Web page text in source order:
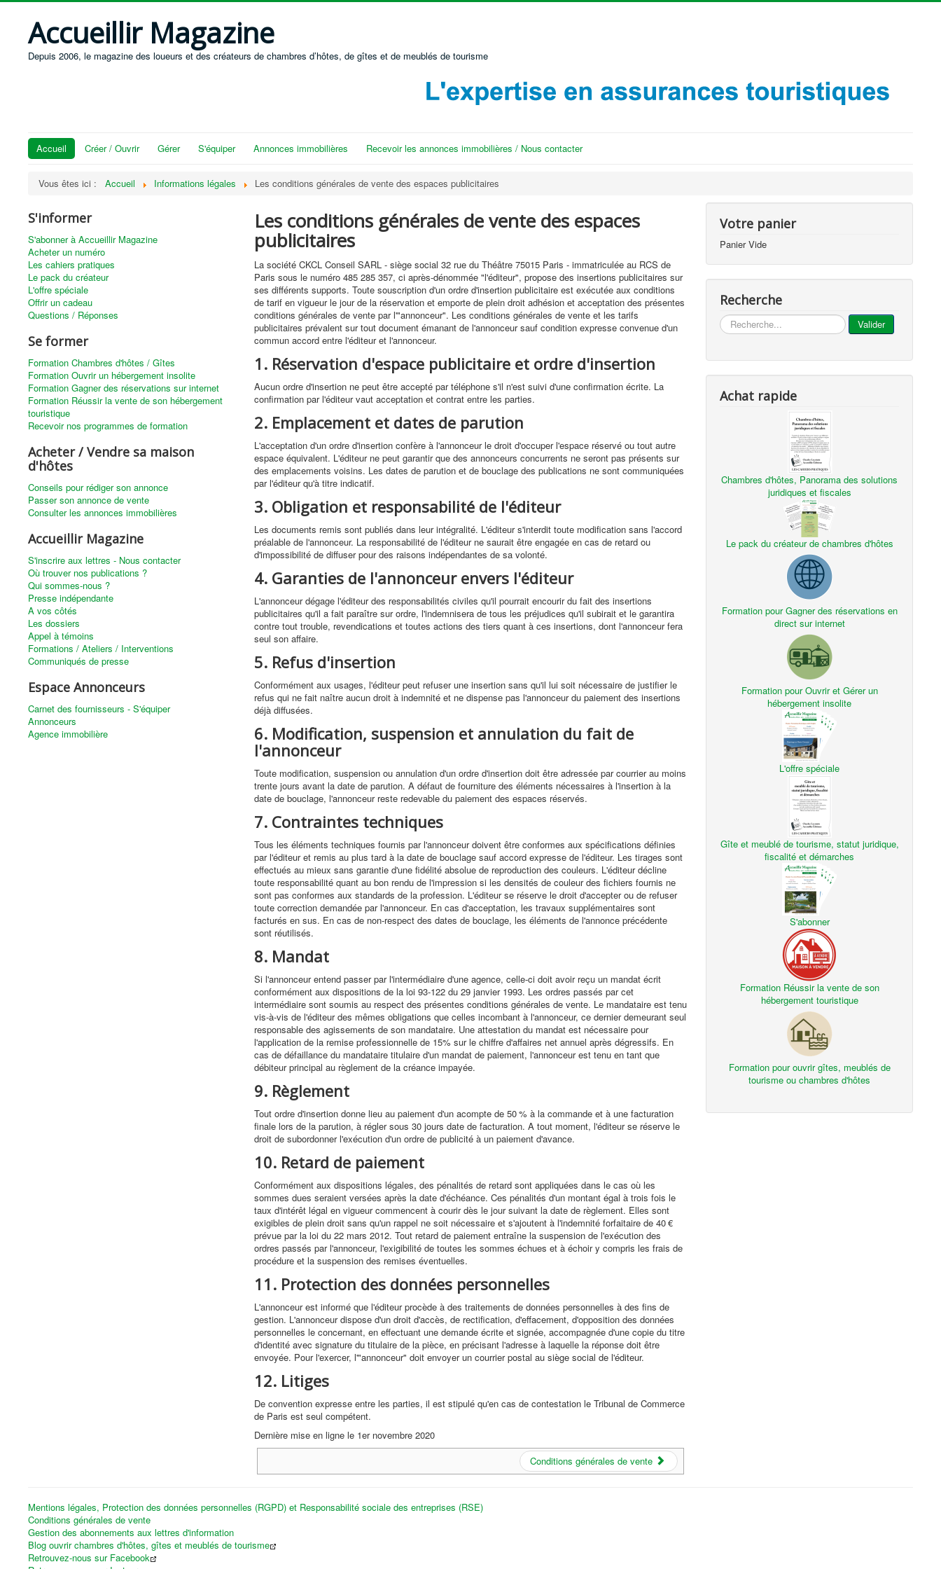
Accueillir Magazine
Depuis 2006, le magazine des loueurs et des créateurs de chambres d’hôtes, de gîtes et de meublés de tourisme
Accueil Créer / Ouvrir Gérer S'équiper Annonces immobilières Recevoir les annonces immobilières / Nous contacter
Vous êtes ici : Accueil Informations légales Les conditions générales de vente des espaces publicitaires
S'informer
S'abonner à Accueillir Magazine
Acheter un numéro
Les cahiers pratiques
Le pack du créateur
L'offre spéciale
Offrir un cadeau
Questions / Réponses
Se former
Formation Chambres d'hôtes / Gîtes
Formation Ouvrir un hébergement insolite
Formation Gagner des réservations sur internet
Formation Réussir la vente de son hébergement
touristique
Recevoir nos programmes de formation
Acheter / Vendre sa maison
d'hôtes
Conseils pour rédiger son annonce
Passer son annonce de vente
Consulter les annonces immobilières
Accueillir Magazine
S'inscrire aux lettres - Nous contacter
Où trouver nos publications ?
Qui sommes-nous ?
Presse indépendante
A vos côtés
Les dossiers
Appel à témoins
Formations / Ateliers / Interventions
Communiqués de presse
Espace Annonceurs
Carnet des fournisseurs - S'équiper
Annonceurs
Agence immobilière
Les conditions générales de vente des espaces
publicitaires
La société CKCL Conseil SARL - siège social 32 rue du Théâtre 75015 Paris - immatriculée au RCS de
Paris sous le numéro 485 285 357, ci après-dénommée "l'éditeur", propose des insertions publicitaires sur
ses différents supports. Toute souscription d'un ordre d'insertion publicitaire est exécutée aux conditions
de tarif en vigueur le jour de la réservation et emporte de plein droit adhésion et acceptation des présentes
conditions générales de vente par l'"annonceur". Les conditions générales de vente et les tarifs
publicitaires prévalent sur tout document émanant de l'annonceur sauf condition expresse convenue d'un
commun accord entre l'éditeur et l'annonceur.
1. Réservation d'espace publicitaire et ordre d'insertion
Aucun ordre d'insertion ne peut être accepté par téléphone s'il n'est suivi d'une confirmation écrite. La
confirmation par l'éditeur vaut acceptation et contrat entre les parties.
2. Emplacement et dates de parution
L'acceptation d'un ordre d'insertion confère à l'annonceur le droit d'occuper l'espace réservé ou tout autre
espace équivalent. L'éditeur ne peut garantir que des annonceurs concurrents ne seront pas présents sur
des emplacements voisins. Les dates de parution et de bouclage des publications ne sont communiquées
par l'éditeur qu'à titre indicatif.
3. Obligation et responsabilité de l'éditeur
Les documents remis sont publiés dans leur intégralité. L'éditeur s'interdit toute modification sans l'accord
préalable de l'annonceur. La responsabilité de l'éditeur ne saurait être engagée en cas de retard ou
d'impossibilité de diffuser pour des raisons indépendantes de sa volonté.
4. Garanties de l'annonceur envers l'éditeur
L'annonceur dégage l'éditeur des responsabilités civiles qu'il pourrait encourir du fait des insertions
publicitaires qu'il a fait paraître sur ordre, l'indemnisera de tous les préjudices qu'il subirait et le garantira
contre tout trouble, revendications et toutes actions des tiers quant à ces insertions, dont l'annonceur fera
seul son affaire.
5. Refus d'insertion
Conformément aux usages, l'éditeur peut refuser une insertion sans qu'il lui soit nécessaire de justifier le
refus qui ne fait naître aucun droit à indemnité et ne dispense pas l'annonceur du paiement des insertions
déjà diffusées.
6. Modification, suspension et annulation du fait de
l'annonceur
Toute modification, suspension ou annulation d'un ordre d'insertion doit être adressée par courrier au moins
trente jours avant la date de parution. A défaut de fourniture des éléments nécessaires à l'insertion à la
date de bouclage, l'annonceur reste redevable du paiement des espaces réservés.
7. Contraintes techniques
Tous les éléments techniques fournis par l'annonceur doivent être conformes aux spécifications définies
par l'éditeur et remis au plus tard à la date de bouclage sauf accord expresse de l'éditeur. Les tirages sont
effectués au mieux sans garantie d'une fidélité absolue de reproduction des couleurs. L'éditeur décline
toute responsabilité quant au bon rendu de l'impression si les densités de couleur des fichiers fournis ne
sont pas conformes aux standards de la profession. L'éditeur se réserve le droit d'accepter ou de refuser
toute correction demandée par l'annonceur. En cas d'acceptation, les travaux supplémentaires sont
facturés en sus. En cas de non-respect des dates de bouclage, les éléments de l'annonce précédente
sont réutilisés.
8. Mandat
Si l'annonceur entend passer par l'intermédiaire d'une agence, celle-ci doit avoir reçu un mandat écrit
conformément aux dispositions de la loi 93-122 du 29 janvier 1993. Les ordres passés par cet
intermédiaire sont soumis au respect des présentes conditions générales de vente. Le mandataire est tenu
vis-à-vis de l'éditeur des mêmes obligations que celles incombant à l'annonceur, ce dernier demeurant seul
responsable des agissements de son mandataire. Une attestation du mandat est nécessaire pour
l'application de la remise professionnelle de 15% sur le chiffre d'affaires net annuel après dégressifs. En
cas de défaillance du mandataire titulaire d'un mandat de paiement, l'annonceur est tenu en tant que
débiteur principal au règlement de la créance impayée.
9. Règlement
Tout ordre d'insertion donne lieu au paiement d'un acompte de 50 % à la commande et à une facturation
finale lors de la parution, à régler sous 30 jours date de facturation. A tout moment, l'éditeur se réserve le
droit de subordonner l'exécution d'un ordre de publicité à un paiement d'avance.
10. Retard de paiement
Conformément aux dispositions légales, des pénalités de retard sont appliquées dans le cas où les
sommes dues seraient versées après la date d'échéance. Ces pénalités d'un montant égal à trois fois le
taux d'intérêt légal en vigueur commencent à courir dès le jour suivant la date de règlement. Elles sont
exigibles de plein droit sans qu'un rappel ne soit nécessaire et s'ajoutent à l'indemnité forfaitaire de 40 €
prévue par la loi du 22 mars 2012. Tout retard de paiement entraîne la suspension de l'exécution des
ordres passés par l'annonceur, l'exigibilité de toutes les sommes échues et à échoir y compris les frais de
procédure et la suspension des remises éventuelles.
11. Protection des données personnelles
L'annonceur est informé que l'éditeur procède à des traitements de données personnelles à des fins de
gestion. L'annonceur dispose d'un droit d'accès, de rectification, d'effacement, d'opposition des données
personnelles le concernant, en effectuant une demande écrite et signée, accompagnée d'une copie du titre
d'identité avec signature du titulaire de la pièce, en précisant l'adresse à laquelle la réponse doit être
envoyée. Pour l'exercer, l'"annonceur" doit envoyer un courrier postal au siège social de l'éditeur.
12. Litiges
De convention expresse entre les parties, il est stipulé qu'en cas de contestation le Tribunal de Commerce
de Paris est seul compétent.
Dernière mise en ligne le 1er novembre 2020
Conditions générales de vente
Votre panier
Panier Vide
Recherche
... Valider
Achat rapide
Chambres d'hôtes, Panorama des solutions
juridiques et fiscales
Le pack du créateur de chambres d'hôtes
Formation pour Gagner des réservations en
direct sur internet
Formation pour Ouvrir et Gérer un
hébergement insolite
L'offre spéciale
Gîte et meublé de tourisme, statut juridique,
fiscalité et démarches
S'abonner
Formation Réussir la vente de son
hébergement touristique
Formation pour ouvrir gîtes, meublés de
tourisme ou chambres d'hôtes
Mentions légales, Protection des données personnelles (RGPD) et Responsabilité sociale des entreprises (RSE)
Conditions générales de vente
Gestion des abonnements aux lettres d'information
Blog ouvrir chambres d'hôtes, gîtes et meublés de tourisme
Retrouvez-nous sur Facebook